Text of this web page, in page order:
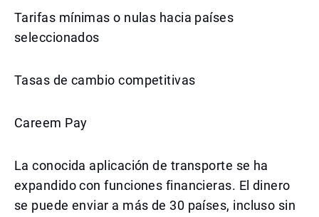
Tarifas mínimas o nulas hacia países
seleccionados
Tasas de cambio competitivas
Careem Pay
La conocida aplicación de transporte se ha
expandido con funciones financieras. El dinero
se puede enviar a más de 30 países, incluso sin